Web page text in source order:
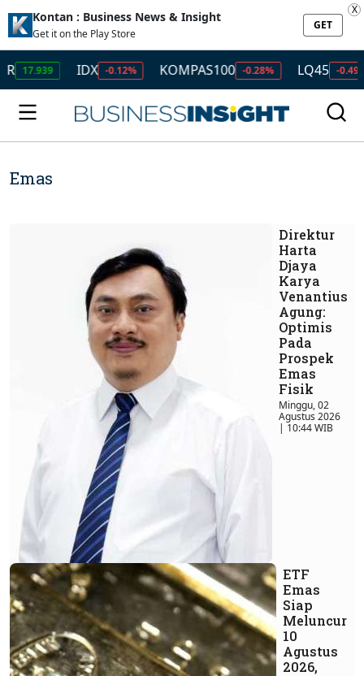
Kontan : Business News & Insight
Get it on the Play Store
GET
X
IDX -0.12% KOMPAS100 -0.28% LQ45 -0.49% ISSI -
Emas
Direktur
Harta
Djaya
Karya
Venantius
Agung:
Optimis
Pada
Prospek
Emas
Fisik
Minggu, 02
Agustus 2026
| 10:44 WIB
ETF
Emas
Siap
Meluncur
10
Agustus
2026,